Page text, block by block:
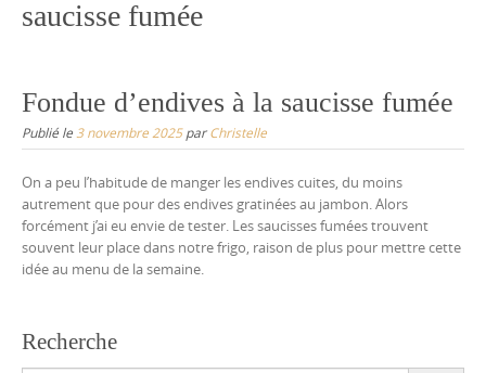
saucisse fumée
Fondue d’endives à la saucisse fumée
Publié le3 novembre 2025parChristelle
On a peu l’habitude de manger les endives cuites, du moins
autrement que pour des endives gratinées au jambon. Alors
forcément j’ai eu envie de tester. Les saucisses fumées trouvent
souvent leur place dans notre frigo, raison de plus pour mettre cette
idée au menu de la semaine.
Recherche